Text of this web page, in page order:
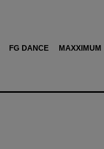
FG DANCE MAXXIMUM